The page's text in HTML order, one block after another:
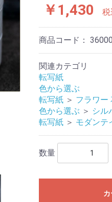
￥1,430 税
商品コード：
関連カテゴリ
転写紙
色から選ぶ
転写紙 ＞ フラワー
色から選ぶ ＞ シル
転写紙 ＞ モダンテ
数量